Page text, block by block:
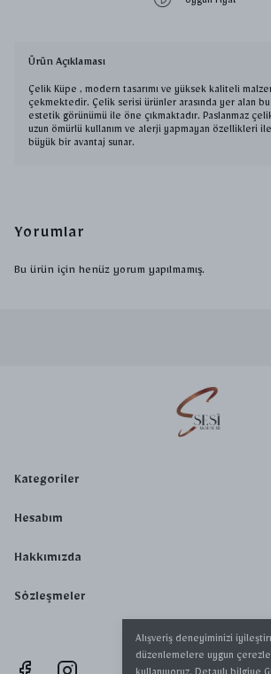
Alışveriş deneyiminizi
düzenlemelere uygun
Ürün Açıklaması
Çelik Küpe , modern tasarımı ve yüksek kaliteli
çekmektedir. Çelik serisi ürünler arasında yer alan bu
estetik görünümü ile öne çıkmaktadır. Paslanmaz
uzun ömürlü kullanım ve alerji yapmayan özellikleri ile
büyük bir avantaj sunar.
Yorumlar
Bu ürün için henüz yorum yapılmamış.
Kategoriler
Hesabım
Hakkımızda
Sözleşmeler